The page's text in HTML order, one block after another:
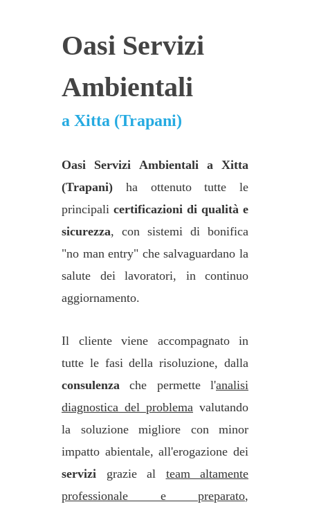
Oasi Servizi
Ambientali
a Xitta (Trapani)
Oasi Servizi Ambientali a Xitta
(Trapani) ha ottenuto tutte le
principali certificazioni di qualità e
sicurezza, con sistemi di bonifica
"no man entry" che salvaguardano la
salute dei lavoratori, in continuo
aggiornamento.
Il cliente viene accompagnato in
tutte le fasi della risoluzione, dalla
consulenza che permette l'analisi
diagnostica del problema valutando
la soluzione migliore con minor
impatto abientale, all'erogazione dei
servizi grazie al team altamente
professionale e preparato,